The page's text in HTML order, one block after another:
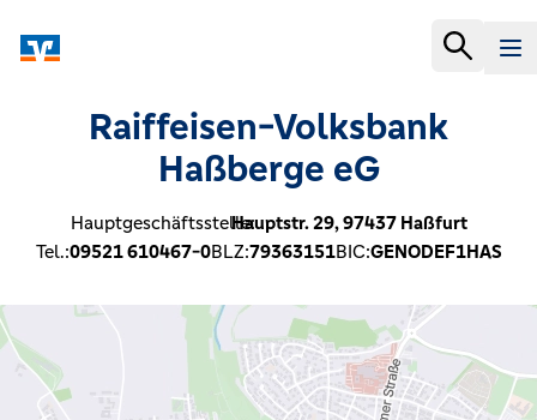
Raiffeisen-Volksbank
Haßberge eG
Hauptgeschäftsstelle:Hauptstr. 29,97437 Haßfurt
Tel.:09521 610467-0BLZ:79363151BIC:GENODEF1HAS